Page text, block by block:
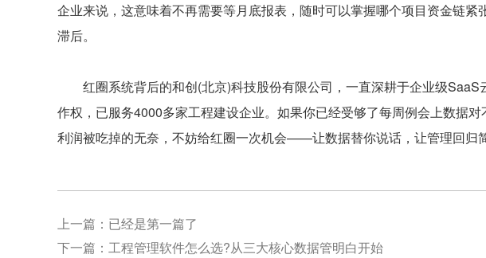
企业来说，这意味着不再需要等月底报表，随时可以掌握哪个项目资金链
滞后。
红圈系统背后的和创(北京)科技股份有限公司，一直深耕于企业级SaaS
作权，已服务4000多家工程建设企业。如果你已经受够了每周例会上数据
利润被吃掉的无奈，不妨给红圈一次机会——让数据替你说话，让管理回归简
上一篇：已经是第一篇了
下一篇： 工程管理软件怎么选?从三大核心数据管明白开始